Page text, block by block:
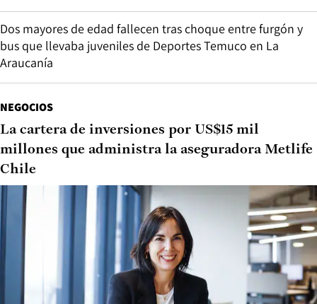
Dos mayores de edad fallecen tras choque entre furgón y
bus que llevaba juveniles de Deportes Temuco en La
Araucanía
NEGOCIOS
La cartera de inversiones por US$15 mil
millones que administra la aseguradora Metlife
Chile